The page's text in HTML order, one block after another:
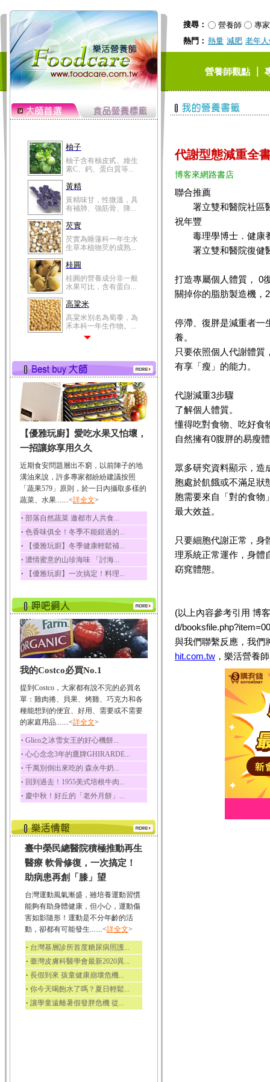
搜尋： 營養師
專家
熱門： 熱量 減肥 老年
營養師觀點｜
柚子
柚子含有柚皮甙、維生
素C、鈣、蛋白質等...
黃精
黃精味甘，性微溫，具
有補肺、強筋骨、降...
芡實
芡實為睡蓮科一年生水
生草本植物芡的成熟...
桂圓
桂圓的營養成分非一般
水果可比，含有蛋白...
高粱米
高粱米別名為蜀黍，為
禾本科一年生作物。...
有蛋白質、脂肪、磷...
鮪魚
鮪魚肚肉中的不飽和脂
肪酸內富含EPA和DH...
韭菜
韭菜所含的膳食纖維能
幫助消化與通便；揮...
冬瓜
冬瓜營養價值高，鈉含
量極低是水腫病人的...
豆豉
豆豉裡頭含有營養的蛋
白質、脂肪、鈣、磷...
榛果
榛果裡所含的營養素有
蛋白質、脂肪、醣類...
迷迭香
酸、迷迭香酸、植物...
咖啡
咖啡中的咖啡因會刺激
中樞神經系統，特別...
椰子
椰子含有糖類、脂肪、
荔枝
荔枝性質溫和所含的營
養素有醣類、檸檬酸...
五味子
五味子性質溫熱所含營
養成分有揮發油、檸...
草魚
草魚含有維生素A、維生
素C、及豐富的蛋白...
【優雅玩廚】愛吃水果又怕壞，
一招讓妳享用久久
近期食安問題層出不窮，以前陣子的地
溝油來說，許多專家都紛紛建議按照
「蔬果579」原則，於一日內攝取多樣的
蔬菜、水果.......<詳全文>
‧ 部落自然蔬菜 邀都市人共食...
‧ 色香味俱全！冬季不能錯過的...
‧ 【優雅玩廚】冬季健康輕鬆補...
‧ 濃情蜜意的山珍海味 「討海...
‧ 【優雅玩廚】一次搞定！料理...
我的Costco必買No.1
提到Costco，大家都有說不完的必買名
單：雞肉捲、貝果、烤雞、巧克力和各
種能想到的便宜、好用、需要或不需要
的家庭用品.......<詳全文>
‧ Glico之冰雪女王的好心機餅...
‧ 心心念念3年的鷹牌GHIRARDE...
‧ 千萬別倒出來吃的 森永牛奶...
‧ 回到過去！1955美式培根牛肉...
‧ 慶中秋！好丘的「老外月餅」...
臺中榮民總醫院積極推動再生
醫療 軟骨修復，一次搞定！
助病患再創「膝」望
台灣運動風氣漸盛，雖培養運動習慣
能夠有助身體健康，但小心，運動傷
害如影隨形！運動是不分年齡的活
動，卻都有可能發生.......<詳全文>
‧ 台灣基層診所首度糖尿病照護...
‧ 臺灣皮膚科醫學會最新2020異...
‧ 長假到來 孩童健康崩壞危機...
‧ 你今天喝飽水了嗎？夏日輕鬆...
‧ 讓學童遠離暑假發胖危機 從...
代謝型態減重全
博客來網路書店
聯合推薦
署立雙和醫院社區
祝年豐
毒理學博士．健康
署立雙和醫院復健
打造專屬個人體質， 0
關掉你的脂肪製造機，
停滯、復胖是減重者一
養。
只要依照個人代謝體質
有享「瘦」的能力。
代謝減重3步驟
了解個人體質。
懂得吃對食物、吃好食
自然擁有0腹胖的易瘦
眾多研究資料顯示，造
胞處於飢餓或不滿足狀
胞需要來自「對的食物
最大效益。
只要細胞代謝正常，身
理系統正常運作，身體
窈窕體態。
(以上內容參考引用 博
d/
與我們聯繫反應，我們
hit.com.tw ，樂活營養